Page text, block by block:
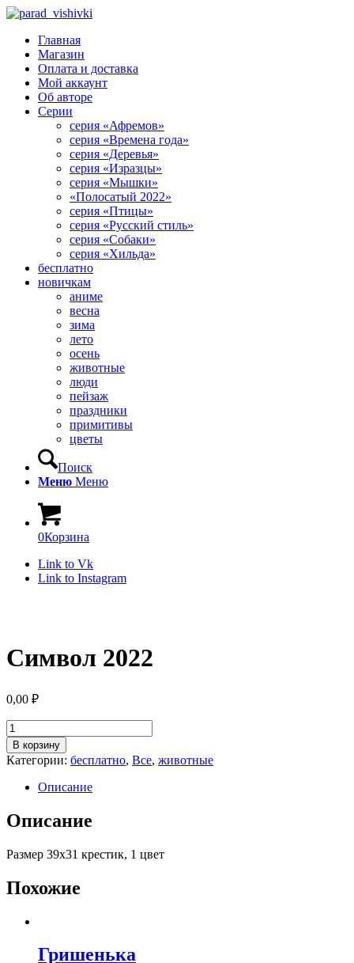
Главная
Магазин
Оплата и доставка
Мой аккаунт
Об авторе
Серии
серия «Афремов»
серия «Времена года»
серия «Деревья»
серия «Изразцы»
серия «Мышки»
«Полосатый 2022»
серия «Птицы»
серия «Русский стиль»
серия «Собаки»
серия «Хильда»
бесплатно
новичкам
аниме
весна
зима
лето
осень
животные
люди
пейзаж
праздники
примитивы
цветы
Поиск
Меню Меню
0Корзина
Link to Vk
Link to Instagram
Символ 2022
0,00 ₽
Количество
товара
Символ
2022
В корзину
Категории: бесплатно, Все, животные
Описание
Описание
Размер 39х31 крестик, 1 цвет
Похожие
Гришенька